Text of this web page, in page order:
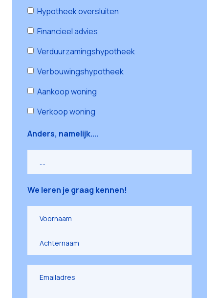
Hypotheek oversluiten
Financieel advies
Verduurzamingshypotheek
Verbouwingshypotheek
Aankoop woning
Verkoop woning
Anders, namelijk....
We leren je graag kennen!